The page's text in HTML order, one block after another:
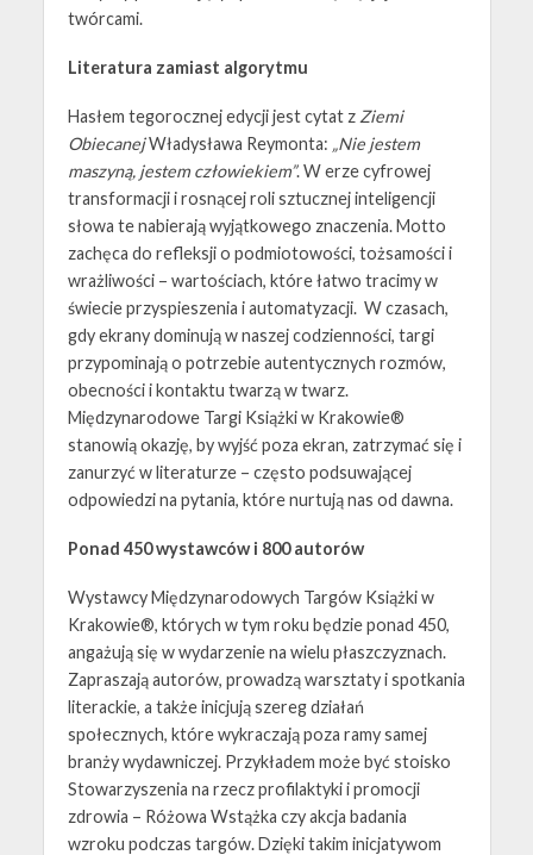
twórcami.
Literatura zamiast algorytmu
Hasłem tegorocznej edycji jest cytat z Ziemi
ObiecanejWładysława Reymonta: „Nie jestem
maszyną, jestem człowiekiem”. W erze cyfrowej
transformacji i rosnącej roli sztucznej inteligencji
słowa te nabierają wyjątkowego znaczenia. Motto
zachęca do refleksji o podmiotowości, tożsamości i
wrażliwości – wartościach, które łatwo tracimy w
świecie przyspieszenia i automatyzacji. W czasach,
gdy ekrany dominują w naszej codzienności, targi
przypominają o potrzebie autentycznych rozmów,
obecności i kontaktu twarzą w twarz.
Międzynarodowe Targi Książki w Krakowie®
stanowią okazję, by wyjść poza ekran, zatrzymać się i
zanurzyć w literaturze – często podsuwającej
odpowiedzi na pytania, które nurtują nas od dawna.
Ponad 450 wystawców i 800 autorów
Wystawcy Międzynarodowych Targów Książki w
Krakowie®, których w tym roku będzie ponad 450,
angażują się w wydarzenie na wielu płaszczyznach.
Zapraszają autorów, prowadzą warsztaty i spotkania
literackie, a także inicjują szereg działań
społecznych, które wykraczają poza ramy samej
branży wydawniczej. Przykładem może być stoisko
Stowarzyszenia na rzecz profilaktyki i promocji
zdrowia – Różowa Wstążka czy akcja badania
wzroku podczas targów. Dzięki takim inicjatywom